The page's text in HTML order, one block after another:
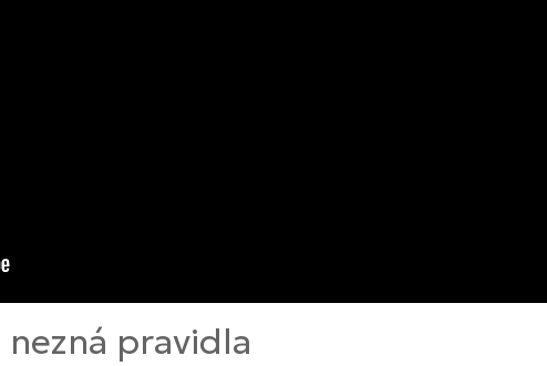
pravidla